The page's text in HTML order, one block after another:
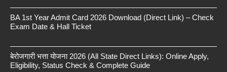
BA 1st Year Admit Card 2026 Download (Direct Link) – Check
Exam Date & Hall Ticket
बेरोजगारी भत्ता योजना 2026 (All State Direct Links): Online Apply,
Eligibility, Status Check & Complete Guide